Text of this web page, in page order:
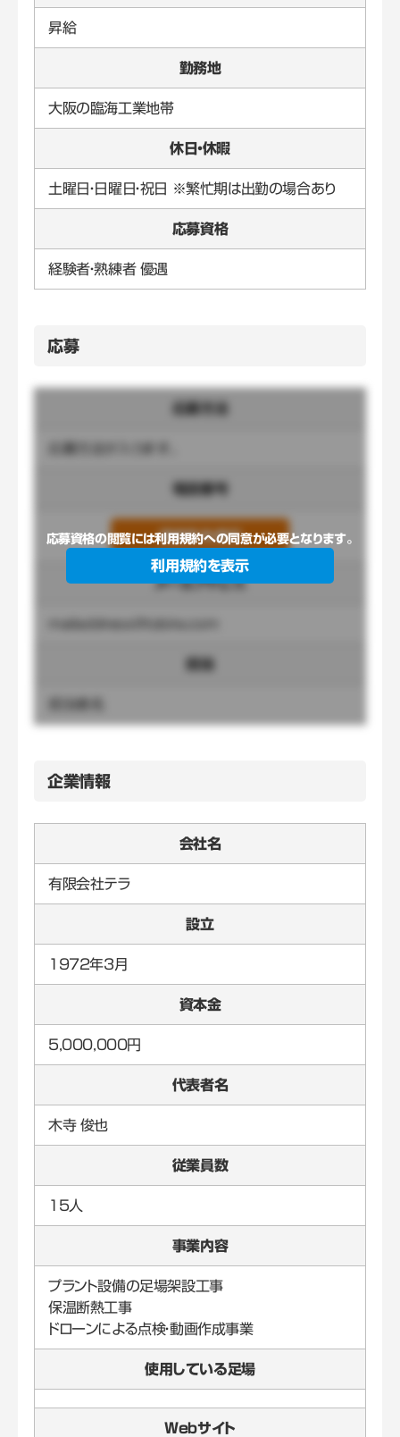
昇給
勤務地
大阪の臨海工業地帯
休日・休暇
土曜日・日曜日・祝日 ※繁忙期は出勤の場合あり
応募資格
経験者・熟練者 優遇
応募
応募資格の閲覧には利用規約への同意が必要となります。
利用規約を表示
連絡先を表示
メールアドレス
企業情報
会社名
有限会社テラ
設立
1972年3月
資本金
5,000,000円
代表者名
木寺 俊也
従業員数
15人
事業内容
プラント設備の足場架設工事
保温断熱工事
ドローンによる点検・動画作成事業
使用している足場
Webサイト